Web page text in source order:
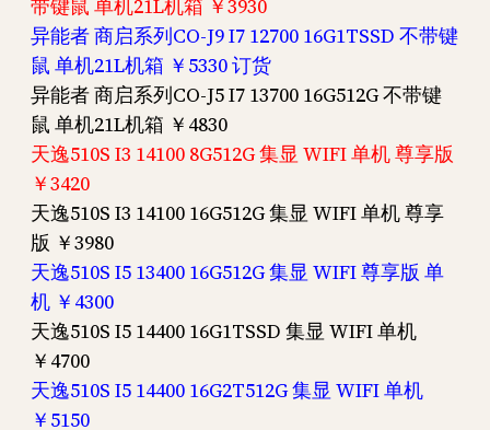
带键鼠 单机21L机箱 ￥3930
异能者 商启系列CO-J9 I7 12700 16G1TSSD 不带键
鼠 单机21L机箱 ￥5330 订货
异能者 商启系列CO-J5 I7 13700 16G512G 不带键
鼠 单机21L机箱 ￥4830
天逸510S I3 14100 8G512G 集显 WIFI 单机 尊享版
￥3420
天逸510S I3 14100 16G512G 集显 WIFI 单机 尊享
版 ￥3980
天逸510S I5 13400 16G512G 集显 WIFI 尊享版 单
机 ￥4300
天逸510S I5 14400 16G1TSSD 集显 WIFI 单机
￥4700
天逸510S I5 14400 16G2T512G 集显 WIFI 单机
￥5150